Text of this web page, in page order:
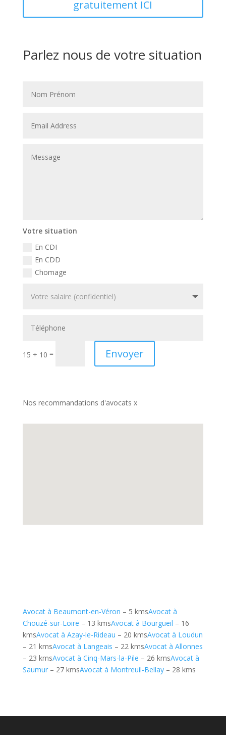
gratuitement ICI
Parlez nous de votre situation
Votre situation
En CDI
En CDD
Chomage
15 + 10 = Envoyer
Nos recommandations d'avocats x
Avocat à Beaumont-en-Véron – 5 kmsAvocat à
Chouzé-sur-Loire – 13 kmsAvocat à Bourgueil – 16
kmsAvocat à Azay-le-Rideau – 20 kmsAvocat à Loudun
– 21 kmsAvocat à Langeais – 22 kmsAvocat à Allonnes
– 23 kmsAvocat à Cinq-Mars-la-Pile – 26 kmsAvocat à
Saumur– 27 kmsAvocat à Montreuil-Bellay– 28 kms